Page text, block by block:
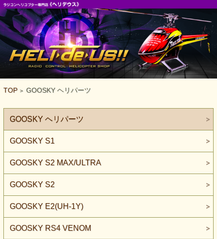
TOP > GOOSKY ヘリパーツ
GOOSKY ヘリパーツ
GOOSKY S1
GOOSKY S2 MAX/ULTRA
GOOSKY S2
GOOSKY E2(UH-1Y)
GOOSKY RS4 VENOM